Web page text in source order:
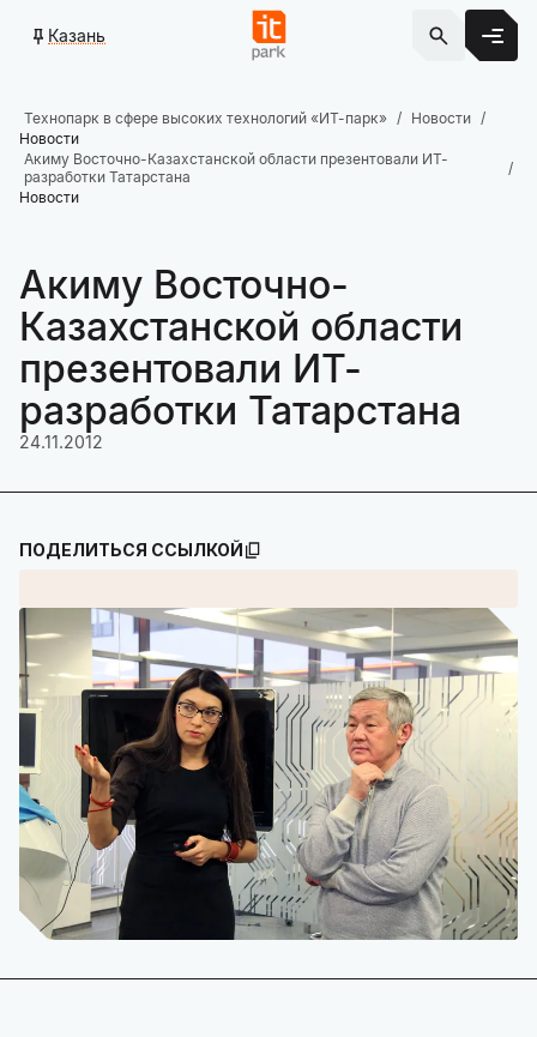
Казань
Технопарк в сфере высоких технологий «ИТ-парк»
Новости
Новости
Акиму Восточно-Казахстанской области презентовали ИТ-
разработки Татарстана
Новости
Акиму Восточно-
Казахстанской области
презентовали ИТ-
разработки Татарстана
24.11.2012
ПОДЕЛИТЬСЯ ССЫЛКОЙ